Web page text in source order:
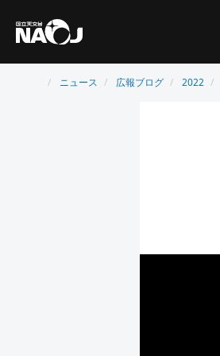
ニュース 広報ブログ 2022